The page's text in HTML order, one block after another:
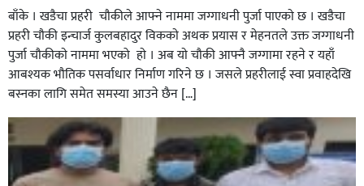
घोराहीको समृद्धिका लागि वडा–वडामा विशेष अभियान सञ्चालन
हुने,
बाँके । खडैचा प्रहरी चाैकीले आफ्ने नाममा जग्गाधनी पुर्जा पाएकाे छ । खडैचा
प्रहरी चाैकी इन्चार्ज कुलबहादुर विककाे अथक प्रयास र मेहनतले उक्त जग्गाधनी
पुर्जा चाैकीकाे नाममा भएको हाे । अब याे चाैकी आफ्नै जग्गामा रहने र यहाँ
आबश्यक भाैतिक पसर्वाधार निर्माण गरिने छ । जसले प्रहरीलाई स्वा प्रवाहदेखि
बस्नका लागि समेत समस्या आउने छैन […]